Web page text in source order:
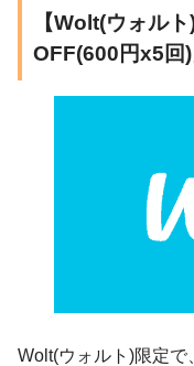
【Wolt(ウォル
OFF(600円x5回
Wolt(ウォルト)限定で